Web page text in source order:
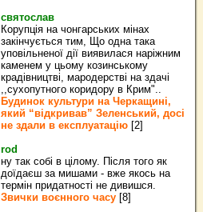
святослав
Корупція на чонгарських мінах
закінчується тим, Що одна така
уповільненої дії виявилася наріжним
каменем у цьому козинському
крадівництві, мародерстві на здачі
,,сухопутного коридору в Крим"..
Будинок культури на Черкащині,
який “відкривав” Зеленський, досі
не здали в експлуатацію [2]
rod
ну так собі в цілому. Після того як
доїдаєш за мишами - вже якось на
термін придатності не дивишся.
Звички воєнного часу [8]